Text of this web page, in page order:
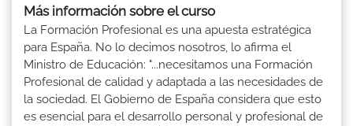
Más información sobre el curso
La Formación Profesional es una apuesta estratégica
para España. No lo decimos nosotros, lo afirma el
Ministro de Educación: "...necesitamos una Formación
Profesional de calidad y adaptada a las necesidades de
la sociedad. El Gobierno de España considera que esto
es esencial para el desarrollo personal y profesional de